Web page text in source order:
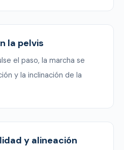
la pelvis
el paso, la marcha se
y la inclinación de la
y alineación